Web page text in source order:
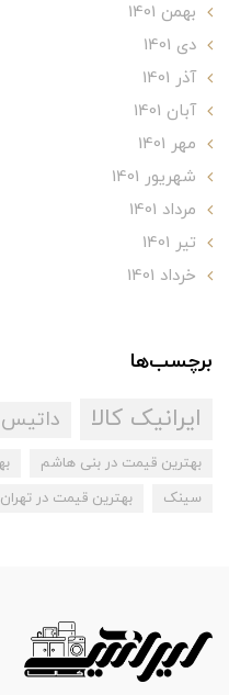
بهمن 1401
دی 1401
آذر 1401
آبان 1401
مهر 1401
شهریور 1401
مرداد 1401
تير 1401
خرداد 1401
برچسب‌ها
ایرانیک کالا داتیس
بهترین قیمت در بنی هاشم
سینک
بهترین قیمت در تهران